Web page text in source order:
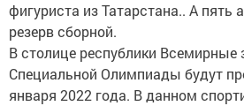
фигуриста из Татарстана.. А пять
резерв сборной.
В столице республики Всемирные
Специальной Олимпиады будут
января 2022 года. В данном